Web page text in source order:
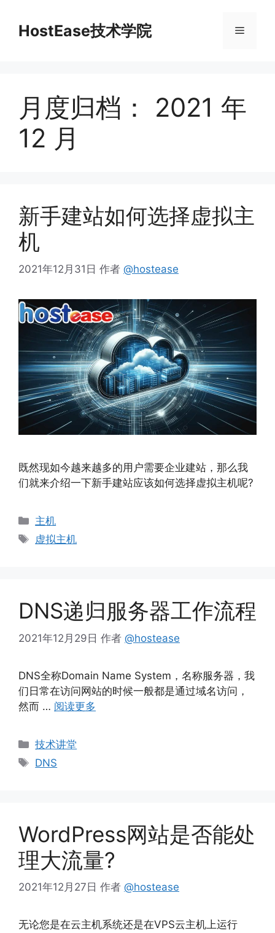
HostEase技术学院 菜
月度归档： 2021 年
12 月
新手建站如何选择虚拟主
机
2021年12月31日 作者 @hostease
既然现如今越来越多的用户需要企业建站，那么我
们就来介绍一下新手建站应该如何选择虚拟主机呢?
分
类
主机
标
虚拟主机
DNS递归服务器工作流程
2021年12月29日 作者 @hostease
DNS全称Domain Name System，名称服务器，我
们日常在访问网站的时候一般都是通过域名访问，
然而 … 阅读更多
分
类
技术讲堂
标
DNS
WordPress网站是否能处
理大流量?
2021年12月27日 作者 @hostease
无论您是在云主机系统还是在VPS云主机上运行